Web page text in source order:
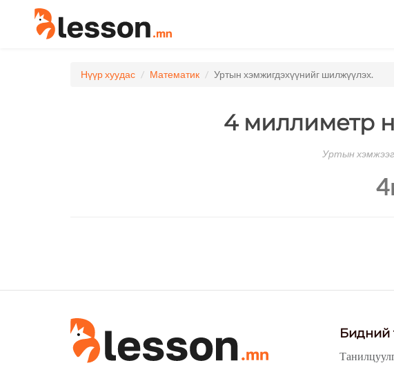
Нүүр хуудас Математик Уртын хэмжигдэхүүнийг шилжүүлэх.
4 миллиметр
Уртын
Бидний